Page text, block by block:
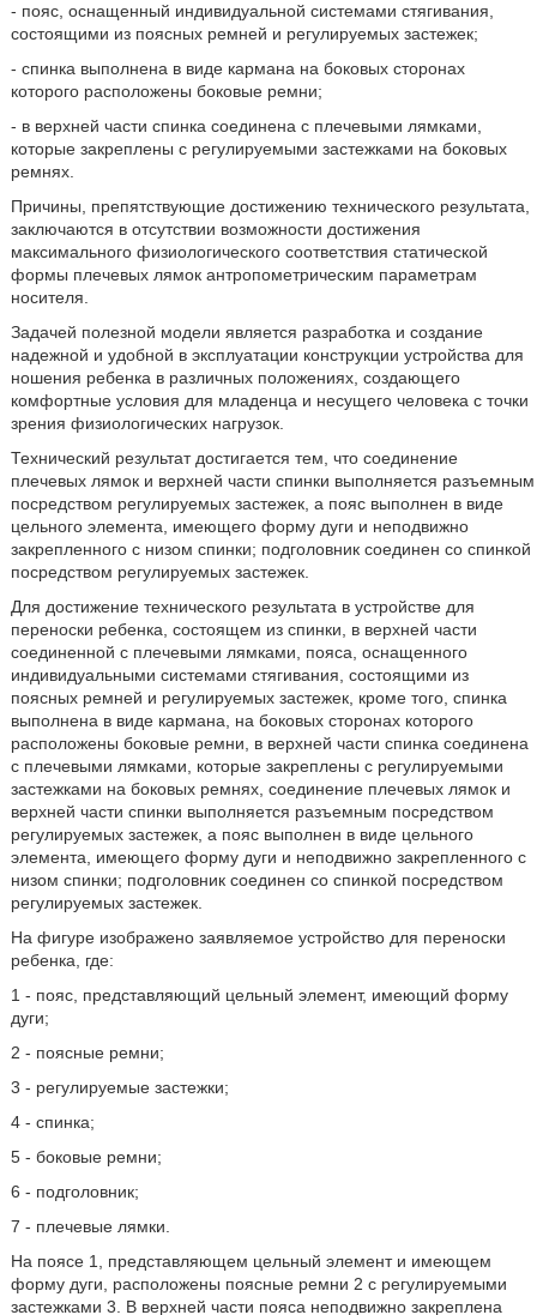
- пояс, оснащенный индивидуальной системами стягивания,
состоящими из поясных ремней и регулируемых застежек;
- спинка выполнена в виде кармана на боковых сторонах
которого расположены боковые ремни;
- в верхней части спинка соединена с плечевыми лямками,
которые закреплены с регулируемыми застежками на боковых
ремнях.
Причины, препятствующие достижению технического результата,
заключаются в отсутствии возможности достижения
максимального физиологического соответствия статической
формы плечевых лямок антропометрическим параметрам
носителя.
Задачей полезной модели является разработка и создание
надежной и удобной в эксплуатации конструкции устройства для
ношения ребенка в различных положениях, создающего
комфортные условия для младенца и несущего человека с точки
зрения физиологических нагрузок.
Технический результат достигается тем, что соединение
плечевых лямок и верхней части спинки выполняется разъемным
посредством регулируемых застежек, а пояс выполнен в виде
цельного элемента, имеющего форму дуги и неподвижно
закрепленного с низом спинки; подголовник соединен со спинкой
посредством регулируемых застежек.
Для достижение технического результата в устройстве для
переноски ребенка, состоящем из спинки, в верхней части
соединенной с плечевыми лямками, пояса, оснащенного
индивидуальными системами стягивания, состоящими из
поясных ремней и регулируемых застежек, кроме того, спинка
выполнена в виде кармана, на боковых сторонах которого
расположены боковые ремни, в верхней части спинка соединена
с плечевыми лямками, которые закреплены с регулируемыми
застежками на боковых ремнях, соединение плечевых лямок и
верхней части спинки выполняется разъемным посредством
регулируемых застежек, а пояс выполнен в виде цельного
элемента, имеющего форму дуги и неподвижно закрепленного с
низом спинки; подголовник соединен со спинкой посредством
регулируемых застежек.
На фигуре изображено заявляемое устройство для переноски
ребенка, где:
1 - пояс, представляющий цельный элемент, имеющий форму
дуги;
2 - поясные ремни;
3 - регулируемые застежки;
4 - спинка;
5 - боковые ремни;
6 - подголовник;
7 - плечевые лямки.
На поясе 1, представляющем цельный элемент и имеющем
форму дуги, расположены поясные ремни 2 с регулируемыми
застежками 3. В верхней части пояса неподвижно закреплена